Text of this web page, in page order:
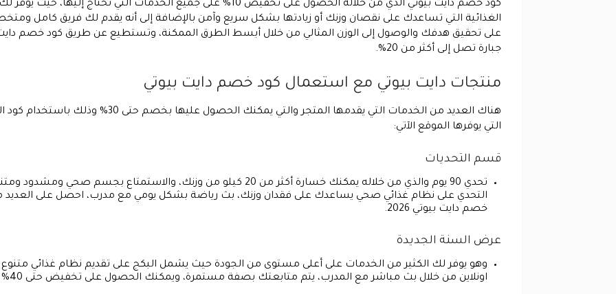
كود خصم دايت بيوتي الذي من خلاله الحصول على تخفيض 10% على جميع الخدمات التي
الغذائية التي تساعدك على نقصان وزنك أو زيادتها بشكل سريع وآمن بالإضافة إلى أنه يقدم لك فريق
جبارة تصل إلى أكثر من 20%.
منتجات دايت بيوتي مع استعمال كود خصم دايت بيوتي
هناك العديد من الخدمات التي يقدمها المتجر
التي يوفرها الموقع الآتي:
قسم التحديات
التحدي على نظام غذائي صحي يساعدك على فقدان وزنك، بث رياضة بشكل يومي مع مدرب، احصل على العديد
خصم دايت بيوتي 2026.
عرض السنة الجديدة
وهو يوفر لك الكثير من الخدمات على أعلى مستوى من الجودة حيث يشمل البكج على تقديم نظام غذائي
اونلاين من خلال بث مباشر مع المدرب، يتم متابعتك بصفة مستمرة، ويمكنك الحصول على تخفيض حتى 40% وذلك عند إدخالك لكود الخصم .